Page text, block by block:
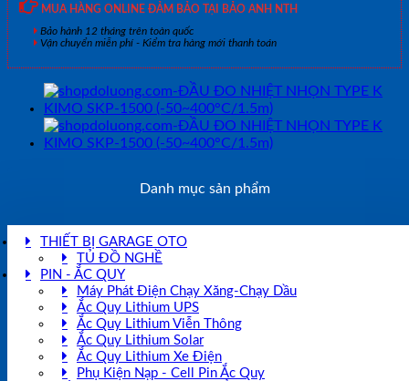
MUA HÀNG ONLINE ĐẢM BẢO TẠI BẢO ANH NTH
Bảo hành 12 tháng trên toàn quốc
Vận chuyển miễn phí - Kiểm tra hàng mới thanh toán
Danh mục sản phẩm
THIẾT BỊ GARAGE OTO
TỦ ĐỒ NGHỀ
PIN - ẮC QUY
Máy Phát Điện Chạy Xăng-Chạy Dầu
Ắc Quy Lithium UPS
Ắc Quy Lithium Viễn Thông
Ắc Quy Lithium Solar
Ắc Quy Lithium Xe Điện
Phụ Kiện Nạp - Cell Pin Ắc Quy